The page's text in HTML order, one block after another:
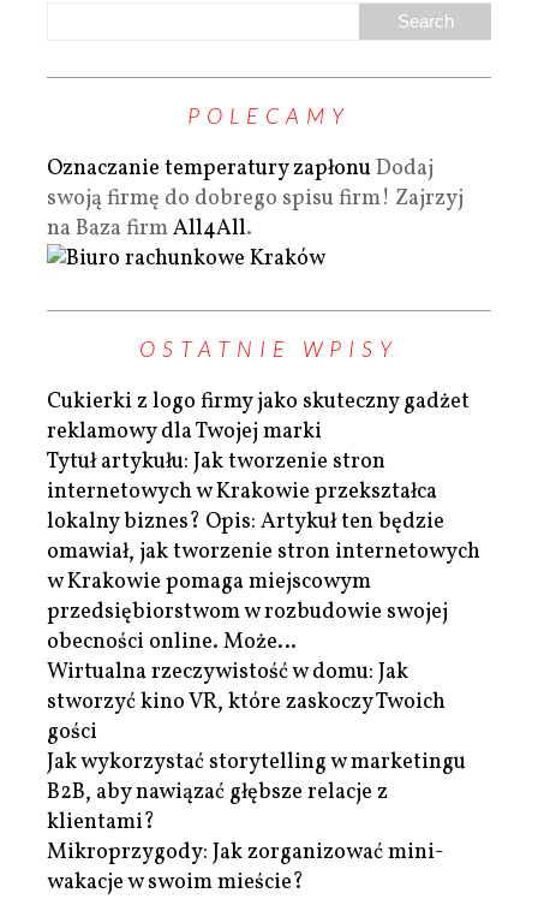
POLECAMY
Oznaczanie temperatury zapłonu Dodaj
swoją firmę do dobrego spisu firm! Zajrzyj
na Baza firmAll4All.
OSTATNIE WPISY
Cukierki z logo firmy jako skuteczny gadżet
reklamowy dla Twojej marki
Tytuł artykułu: Jak tworzenie stron
internetowych w Krakowie przekształca
lokalny biznes? Opis: Artykuł ten będzie
omawiał, jak tworzenie stron internetowych
w Krakowie pomaga miejscowym
przedsiębiorstwom w rozbudowie swojej
obecności online. Może…
Wirtualna rzeczywistość w domu: Jak
stworzyć kino VR, które zaskoczy Twoich
gości
Jak wykorzystać storytelling w marketingu
B2B, aby nawiązać głębsze relacje z
klientami?
Mikroprzygody: Jak zorganizować mini-
wakacje w swoim mieście?